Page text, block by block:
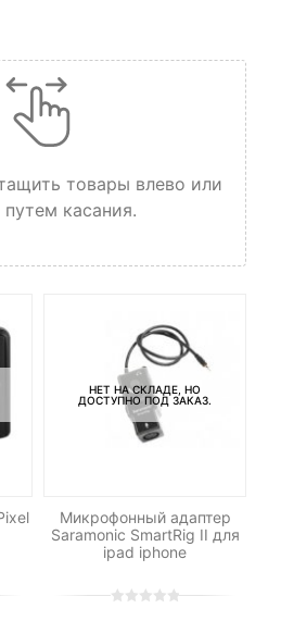
товары влево или
путем касания.
НЕТ НА СКЛАДЕ, НО
ДОСТУПНО ПОД ЗАКАЗ.
Микрофонный адаптер
Saramonic SmartRig II для
ipad iphone